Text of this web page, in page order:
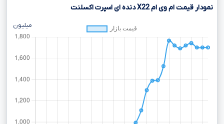
نمودار قیمت ام وی امX22دنده ای اسپرت اکسلنت
میلیون